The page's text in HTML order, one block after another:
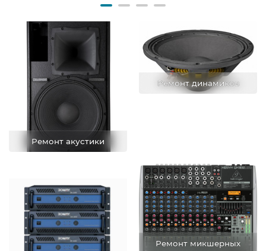
Ремонт акустики
Ремонт динамиков
Ремонт микшерных